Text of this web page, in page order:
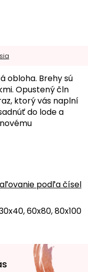
obloha. Brehy sú
Opustený čln
ktorý vás naplní
do lode a
podľa čísel
60x80, 80x100